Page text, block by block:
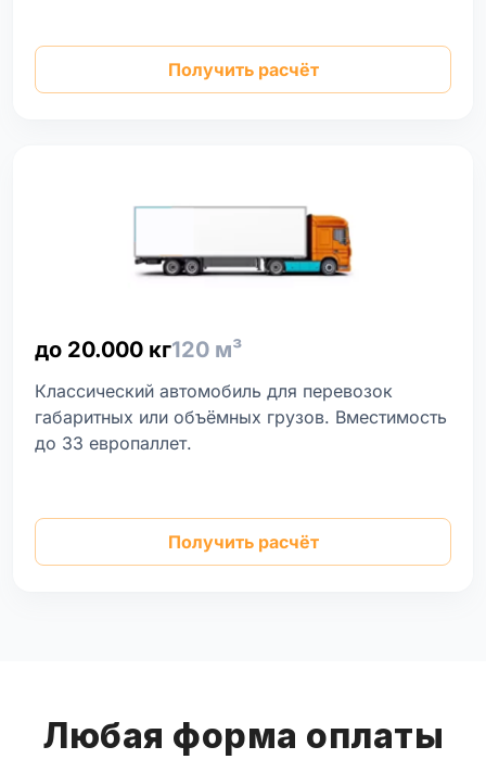
Получить расчёт
до 20.000 кг120 м³
Классический автомобиль для перевозок
габаритных или объёмных грузов. Вместимость
до 33 европаллет.
Получить расчёт
Любая форма оплаты